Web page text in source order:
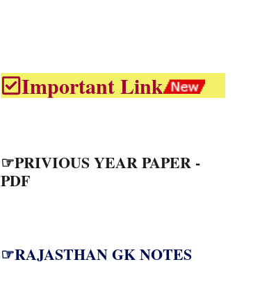
Important Link
☞PRIVIOUS YEAR PAPER -
PDF
☞RAJASTHAN GK NOTES